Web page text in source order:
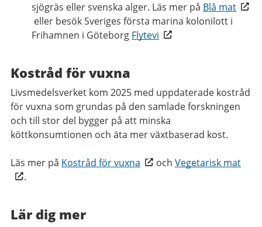
sjögräs eller svenska alger. Läs mer på Blå mat
eller besök Sveriges första marina kolonilott i
Frihamnen i Göteborg Flytevi
Kostråd för vuxna
Livsmedelsverket kom 2025 med uppdaterade kostråd
för vuxna som grundas på den samlade forskningen
och till stor del bygger på att minska
köttkonsumtionen och äta mer växtbaserad kost.
Läs mer på Kostråd för vuxna och Vegetarisk mat
.
Lär dig mer